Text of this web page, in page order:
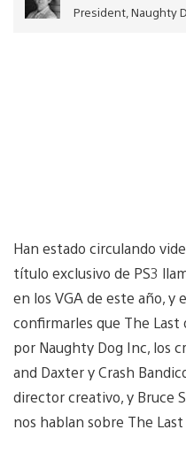
President, Naughty
Han estado circulando
título exclusivo de PS3
en los VGA de este año, y
confirmarles que The Last
por Naughty Dog Inc, los
and Daxter y Crash
director creativo, y Bruce
nos hablan sobre The Last